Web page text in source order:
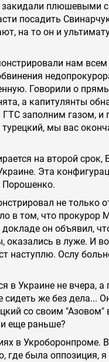
закидали плюшевыми
посадить
на то он и
нам
Говорили о
а капитулянты
заполним газом, и
мы вас
на второй срок,
Эта
Порошенко.
не только
в том, что прокурор
он объявил,
в луже. И
наступлю. Ослу
в Украине не вчера, а
сидеть же без дела...
со своим "Азовом"
еще раньше?
в Укроборонпроме.
где была оппозиция, я